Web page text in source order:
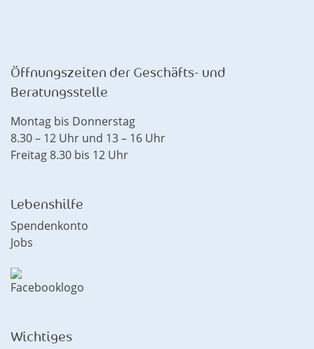
Öffnungszeiten der Geschäfts- und
Beratungsstelle
Montag bis Donnerstag
8.30 – 12 Uhr und 13 – 16 Uhr
Freitag 8.30 bis 12 Uhr
Lebenshilfe
Spendenkonto
Jobs
Wichtiges